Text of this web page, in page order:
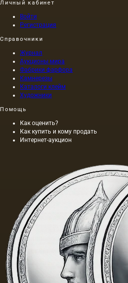
Личный кабинет
Войти
Регистрация
Справочники
Журнал
Аукционы мира
Фабрики фарфора
Камнерезы
Каталоги клейм
Художники
Помощь
Как оценить?
Как купить и кому продать
Интернет-аукцион